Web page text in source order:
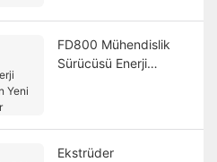
FD800 Mühendislik
Sürücüsü Enerji
Ekstrüder